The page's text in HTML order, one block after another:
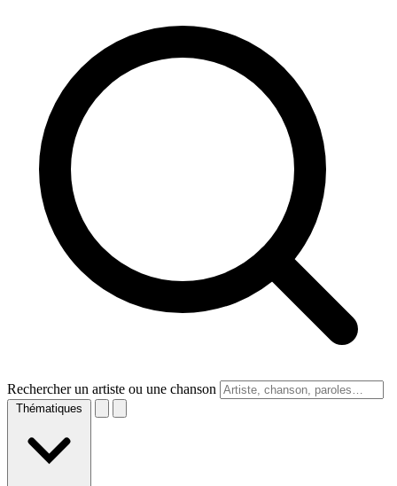
Rechercher un artiste ou une chanson
Thématiques